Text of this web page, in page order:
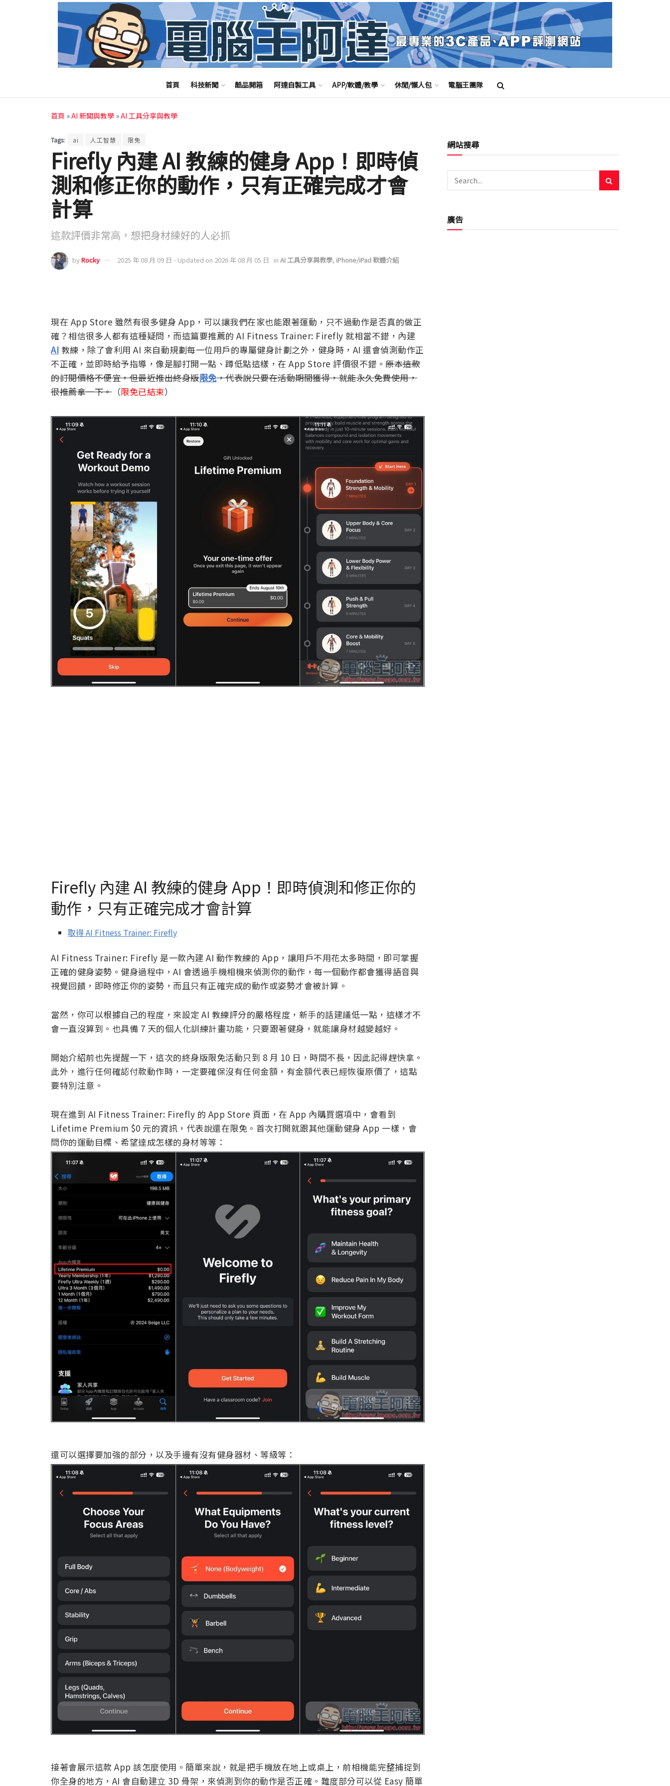
首頁 科技新聞 酷品開箱 阿達自製工具 APP/軟體/教學 休閒/懶人包 電腦王團隊
首頁 »AI 新聞與教學 »AI 工具分享與教學
Tags: ai 人工智慧 限免
Firefly 內建 AI 教練的健身 App！即時偵
測和修正你的動作，只有正確完成才會
計算
這款評價非常高，想把身材練好的人必抓
byRocky 2025 年 08 月 09 日 - Updated on 2026 年 08 月 05 日 in AI 工具分享與教學, iPhone/iPad 軟體介紹
現在 App Store 雖然有很多健身 App，可以讓我們在家也能跟著運動，只不過動作是否真的做正
確？相信很多人都有這種疑問，而這篇要推薦的 AI Fitness Trainer: Firefly 就相當不錯，內建
AI 教練，除了會利用 AI 來自動規劃每一位用戶的專屬健身計劃之外，健身時，AI 還會偵測動作正
不正確，並即時給予指導，像是腳打開一點、蹲低點這樣，在 App Store 評價很不錯。 原本這款
的訂閱價格不便宜，但最近推出終身版限免，代表說只要在活動期間獲得，就能永久免費使用，
很推薦拿一下。（限免已結束）
Firefly 內建 AI 教練的健身 App！即時偵測和修正你的
動作，只有正確完成才會計算
取得 AI Fitness Trainer: Firefly
AI Fitness Trainer: Firefly 是一款內建 AI 動作教練的 App，讓用戶不用花太多時間，即可掌握
正確的健身姿勢。健身過程中，AI 會透過手機相機來偵測你的動作，每一個動作都會獲得語音與
視覺回饋，即時修正你的姿勢，而且只有正確完成的動作或姿勢才會被計算。
當然，你可以根據自己的程度，來設定 AI 教練評分的嚴格程度，新手的話建議低一點，這樣才不
會一直沒算到。也具備 7 天的個人化訓練計畫功能，只要跟著健身，就能讓身材越變越好。
開始介紹前也先提醒一下，這次的終身版限免活動只到 8 月 10 日，時間不長，因此記得趕快拿。
此外，進行任何確認付款動作時，一定要確保沒有任何金額，有金額代表已經恢復原價了，這點
要特別注意。
現在進到 AI Fitness Trainer: Firefly 的 App Store 頁面，在 App 內購買選項中，會看到
Lifetime Premium $0 元的資訊，代表說還在限免。首次打開就跟其他運動健身 App 一樣，會
問你的運動目標、希望達成怎樣的身材等等：
還可以選擇要加強的部分，以及手邊有沒有健身器材、等級等：
接著會展示這款 App 該怎麼使用。簡單來說，就是把手機放在地上或桌上，前相機能完整捕捉到
你全身的地方，AI 會自動建立 3D 骨架，來偵測到你的動作是否正確。難度部分可以從 Easy 簡單
網站搜尋
廣告